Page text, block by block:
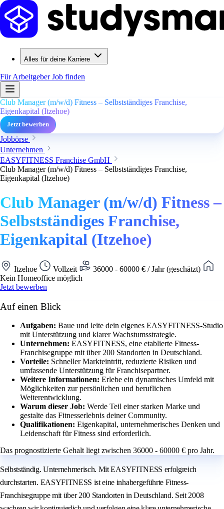
Alles für deine Karriere
Für ArbeitgeberJob finden
Club Manager (m/w/d) Fitness – Selbstständiges Franchise,
Eigenkapital (Itzehoe)
Jetzt bewerben
Jobbörse
Unternehmen
EASYFITNESS Franchise GmbH
Club Manager (m/w/d) Fitness – Selbstständiges Franchise,
Eigenkapital (Itzehoe)
Club Manager (m/w/d) Fitness –
Selbstständiges Franchise,
Eigenkapital (Itzehoe)
Itzehoe Vollzeit
36000 - 60000 € / Jahr (geschätzt)
Kein Homeoffice möglich
Jetzt bewerben
Auf einen Blick
Aufgaben: Baue und leite dein eigenes EASYFITNESS-Studio
mit Unterstützung und klarer Wachstumsstrategie.
Unternehmen: EASYFITNESS, eine etablierte Fitness-
Franchisegruppe mit über 200 Standorten in Deutschland.
Vorteile: Schneller Markteintritt, reduzierte Risiken und
umfassende Unterstützung für Franchisepartner.
Weitere Informationen: Erlebe ein dynamisches Umfeld mit
Möglichkeiten zur persönlichen und beruflichen
Weiterentwicklung.
Warum dieser Job: Werde Teil einer starken Marke und
gestalte das Fitnesserlebnis deiner Community.
Qualifikationen: Eigenkapital, unternehmerisches Denken und
Leidenschaft für Fitness sind erforderlich.
Das prognostizierte Gehalt liegt zwischen 36000 - 60000 € pro Jahr.
Selbstständig. Unternehmerisch. Mit EASYFITNESS erfolgreich
durchstarten. EASYFITNESS ist eine inhabergeführte Fitness-
Franchisegruppe mit über 200 Standorten in Deutschland. Seit 2008